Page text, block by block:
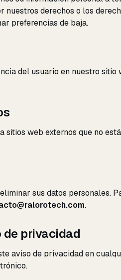
derechos o los
preferencias de baja.
del usuario en nuestro
sitios web externos que no
sus datos personales.
.
de privacidad
aviso de privacidad en